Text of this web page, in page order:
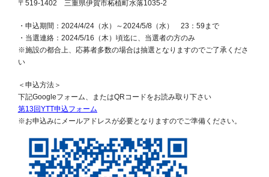
〒519-1402 三重県伊賀市柘植町水落1035-2
・申込期間：2024/4/24（水）～2024/5/8（水） 23：59まで
・当選連絡：2024/5/16（木）頃迄に、当選者の方のみ
※施設の都合上、応募者多数の場合は抽選となりますのでご了承くださ
い
＜申込方法＞
下記Googleフォーム、またはQRコードをお読み取り下さい
第13回YTT申込フォーム
※お申込みにメールアドレスが必要となりますのでご準備ください。